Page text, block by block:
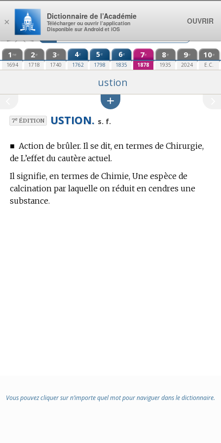
Aller au contenu
1 re
1694
2e
1718
3e
1740
4e
1762
5e
1798
6e
1835
7e
1878
8e
1935
9e
2024
10e
E.C.
ustion
7eÉDITION USTION. s. f.
■ Action de brûler. Il se dit, en termes de Chirurgie,
de L’effet du cautère actuel.
Il signifie, en termes de Chimie, Une espèce de
calcination par laquelle on réduit en cendres une
substance.
Vous pouvez cliquer sur n’importe quel mot pour naviguer dans le dictionnaire.
×
Dictionnaire de l’Académie
Télécharger ou ouvrir l’application
Disponible sur Android et iOS
OUVRIR